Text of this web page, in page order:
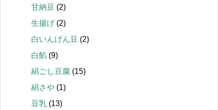
甘納豆 (2)
生揚げ (2)
白いんげん豆 (2)
白餡 (9)
絹ごし豆腐 (15)
絹さや (1)
豆乳 (13)